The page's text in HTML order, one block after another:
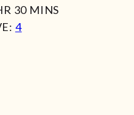
30MIN
MINS
4